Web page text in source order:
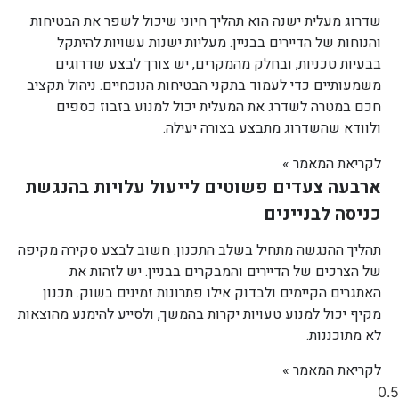
שדרוג מעלית ישנה הוא תהליך חיוני שיכול לשפר את הבטיחות
והנוחות של הדיירים בבניין. מעליות ישנות עשויות להיתקל
בבעיות טכניות, ובחלק מהמקרים, יש צורך לבצע שדרוגים
משמעותיים כדי לעמוד בתקני הבטיחות הנוכחיים. ניהול תקציב
חכם במטרה לשדרג את המעלית יכול למנוע בזבוז כספים
ולוודא שהשדרוג מתבצע בצורה יעילה.
לקריאת המאמר »
ארבעה צעדים פשוטים לייעול עלויות בהנגשת
כניסה לבניינים
תהליך ההנגשה מתחיל בשלב התכנון. חשוב לבצע סקירה מקיפה
של הצרכים של הדיירים והמבקרים בבניין. יש לזהות את
האתגרים הקיימים ולבדוק אילו פתרונות זמינים בשוק. תכנון
מקיף יכול למנוע טעויות יקרות בהמשך, ולסייע להימנע מהוצאות
לא מתוכננות.
לקריאת המאמר »